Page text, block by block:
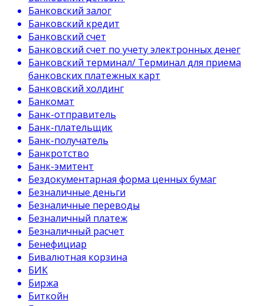
Банковский залог
Банковский кредит
Банковский счет
Банковский счет по учету электронных денег
Банковский терминал/ Терминал для приема
банковских платежных карт
Банковский холдинг
Банкомат
Банк-отправитель
Банк-плательщик
Банк-получатель
Банкротство
Банк-эмитент
Бездокументарная форма ценных бумаг
Безналичные деньги
Безналичные переводы
Безналичный платеж
Безналичный расчет
Бенефициар
Бивалютная корзина
БИК
Биржа
Биткойн